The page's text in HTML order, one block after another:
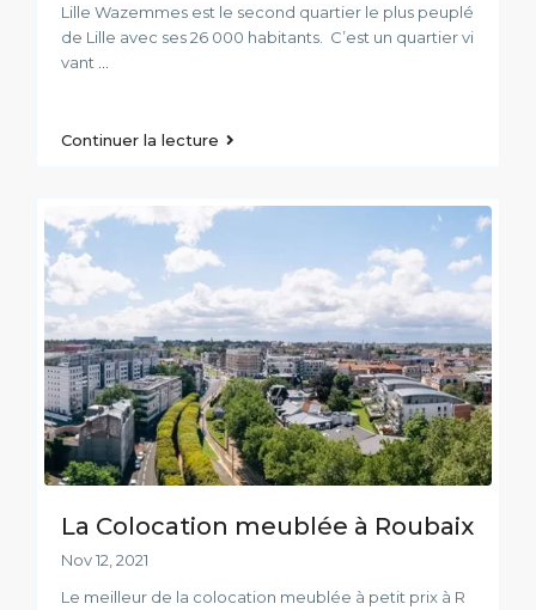
Lille Wazemmes est le second quartier le plus peuplé
de Lille avec ses 26 000 habitants. C’est un quartier vi
vant
Continuer la lecture
La Colocation meublée à Roubaix
Nov 12, 2021
Le meilleur de la colocation meublée à petit prix à R